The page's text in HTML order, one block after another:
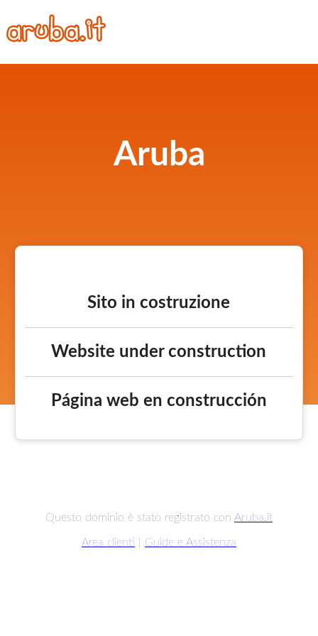
Aruba
Sito in costruzione
Website under construction
Página web en construcción
Questo dominio è stato registrato con Aruba.it
Area clienti Guide e Assistenza